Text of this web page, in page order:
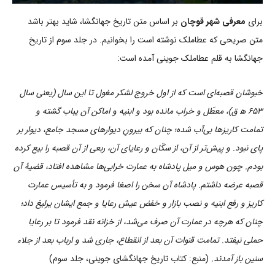
برای معرفی شهر قوچان بر اساس متن تاریخ جهانگشا، شاید بهتر باشد
متن صریحی که عطاملک نوشته است را بخوانیم. در جلد سوم از تاریخ
جهانگشا به قلم عطاملک جوینی آمده است:
خبوشان قصبه‌ای است که از اول خروج لشکر مغول تا این سال (یعنی سال
۶۵۳ ه‍ ق)، معطّل و خراب مانده بود و ابنیه و اماکن آن یباب گشته و
تمامت کاریزها بی‌آب شده؛ چنان که بیرونِ دیوارهای مسجد جامع، دیوار بر
پای نبود. و پیش‌تر از آن، از سکّان و رعایای آن، ربعی از آن قصبه را بیع کرده
بودم. چون هوس و میل پادشاه به عمارت خرابی‌ها مشاهده افتاد، قضیۀ آن
قصبه عرضه داشتم. پادشاه آن سخن را اصغا فرمود و به تأسیس عمارت
کاریز و رفع ابنیه و نصب بازار و خفض عیش رعایا و جمع ایشان یرلیغ داد؛
چنان که هرچه در عمارت آن صرف می‌شد، از خزانه نقد فرمود تا بر رعایا
حملی نیفتد. تمامت قنوات آن بعد از انقطاع، جاری شد و ارباب بعد از جلاء
سنین باز آمدند. (منبع: کتاب تاریخ جهانگشای جوینی، جلد سوم)